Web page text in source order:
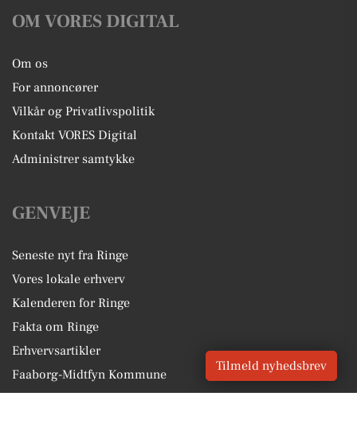
OM VORES DIGITAL
Om os
For annoncører
Vilkår og Privatlivspolitik
Kontakt VORES Digital
Administrer samtykke
GENVEJE
Seneste nyt fra Ringe
Vores lokale erhverv
Kalenderen for Ringe
Fakta om Ringe
Erhvervsartikler
Faaborg-Midtfyn Kommune
Tilmeld nyhedsbrev